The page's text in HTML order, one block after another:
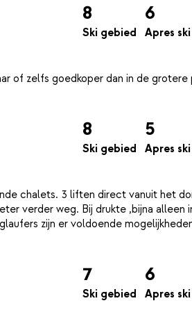
8
Ski gebied
6
Apres ski
of zelfs goedkoper dan in de grotere
8
Ski gebied
5
Apres ski
chalets. 3 liften direct vanuit het
verder weg. Bij drukte ,bijna alleen
zijn er voldoende
7
Ski gebied
6
Apres ski